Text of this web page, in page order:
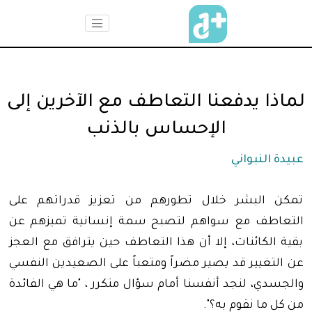
لماذا يدفعنا التعاطف مع الآخرين إلى
الإحساس بالذنب
عبيدة النبواني
تمكن البشر خلال تطورهم من تعزيز قدراتهم على
التعاطف مع سواهم لتصبح سمة إنسانية تميزهم عن
بقية الكائنات، إلا أن هذا التعاطف حين يترافق مع العجز
عن التغيير قد يصير مضراً ومتعباً على الصعيدين النفسي
والجسدي، لنجد أنفسنا أمام سؤال متكرر ، "ما هي الفائدة
من كل ما نقوم به؟".